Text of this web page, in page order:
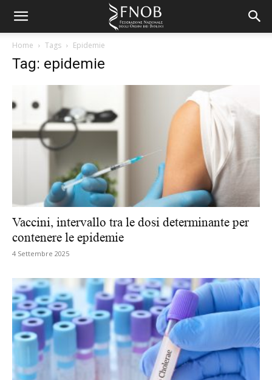
Home Tags Epidemie
Tag: epidemie
Vaccini, intervallo tra le dosi determinante per
contenere le epidemie
4 Settembre 2025